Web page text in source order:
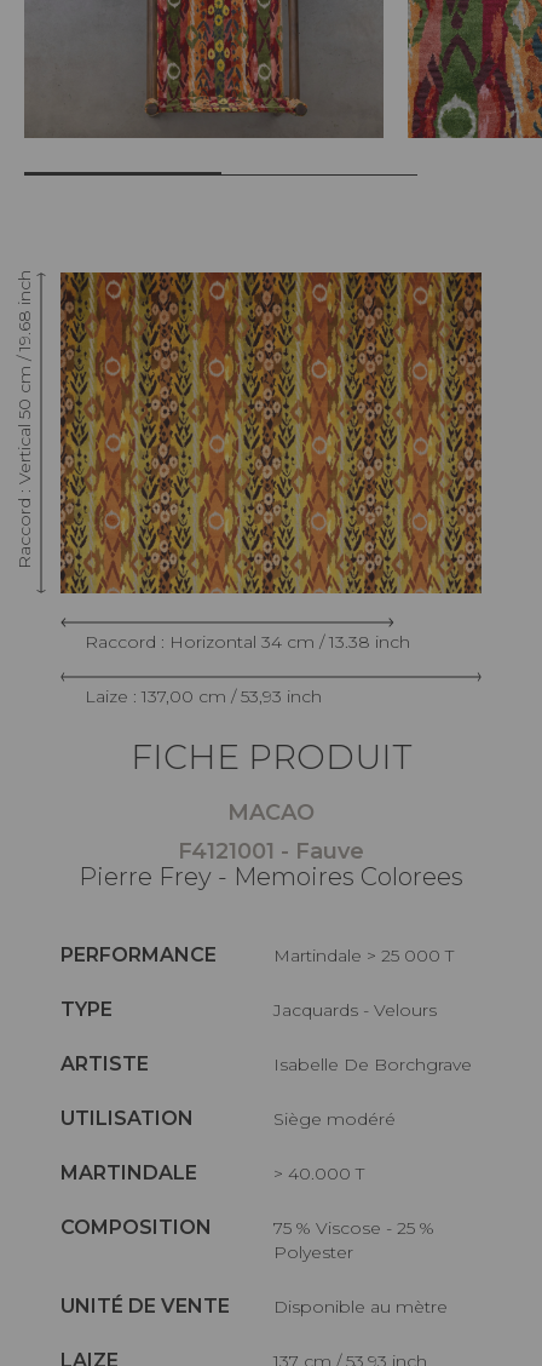
Raccord : Vertical 50 cm / 19.68 inch
Raccord : Horizontal 34 cm / 13.38 inch
Laize : 137,00 cm / 53,93 inch
FICHE PRODUIT
MACAO
F4121001 - Fauve
Pierre Frey - Memoires Colorees
PERFORMANCE Martindale > 25 000 T
TYPE Jacquards - Velours
ARTISTE Isabelle De Borchgrave
UTILISATION Siège modéré
MARTINDALE > 40.000 T
COMPOSITION
75 % Viscose - 25 %
Polyester
UNITÉ DE VENTE Disponible au mètre
LAIZE 137 cm / 53,93 inch